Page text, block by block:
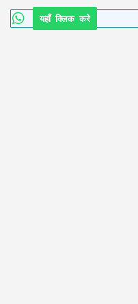
यहाँ क्लिक करे